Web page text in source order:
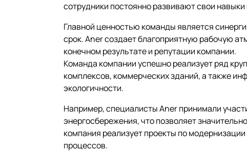
сотрудники постоянно развивают свои
Главной ценностью команды является
срок. Aner создает благоприятную рабочую
конечном результате и репутации компании.
Команда компании успешно реализует ряд
комплексов, коммерческих зданий, а также
экологичности.
Например, специалисты Aner принимали
энергосбережения, что позволяет
компания реализует проекты по
процессов.